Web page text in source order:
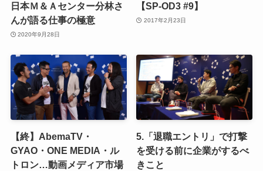
日本Ｍ＆Ａセンター分林さ
んが語る仕事の極意
2020年9月28日
【SP-OD3 #9】
2017年2月23日
【終】AbemaTV・
GYAO・ONE MEDIA・ル
トロン…動画メディア市場
5.「退職エントリ」で打撃
を受ける前に企業がするべ
きこと